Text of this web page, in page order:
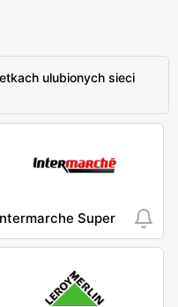
ulubionych sieci
Super